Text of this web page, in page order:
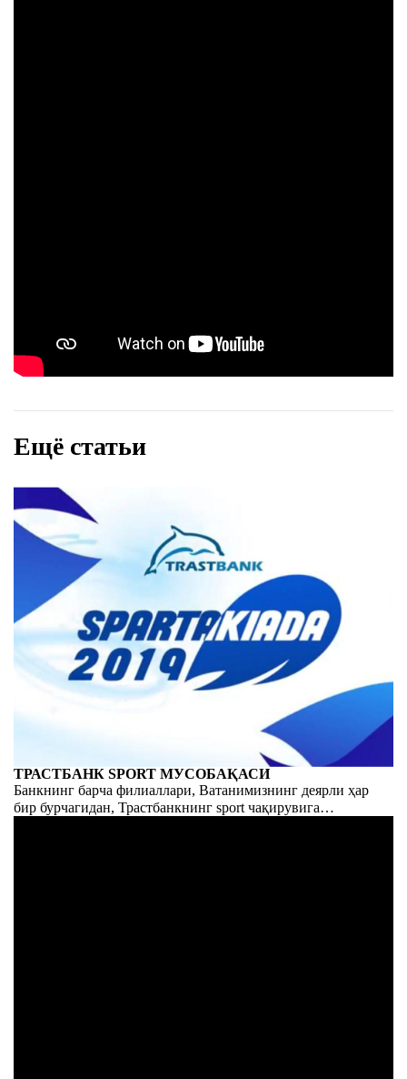
Ещё статьи
ТРАСТБАНК SPORT МУСОБАҚАСИ
Банкнинг барча филиаллари, Ватанимизнинг деярли ҳар
бир бурчагидан, Трастбанкнинг sport чақирувига